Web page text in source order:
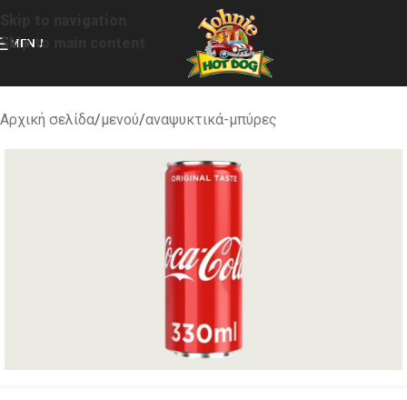
Skip to main content
MENU
Αρχική σελίδα/μενού/αναψυκτικά-μπύρες